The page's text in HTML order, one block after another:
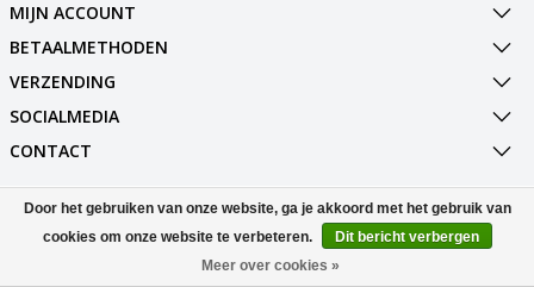
MIJN ACCOUNT
BETAALMETHODEN
VERZENDING
SOCIALMEDIA
CONTACT
© Copyright 2026 Best Deals Online BV Powered byLightspeed
All rights reserved byInStijl Media
Door het gebruiken van onze website, ga je akkoord met het gebruik van
cookies om onze website te verbeteren.
Dit bericht verbergen
Meer over cookies »